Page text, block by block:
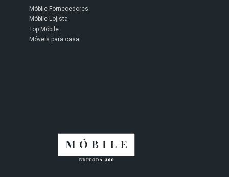
Móbile Fornecedores
Móbile Lojista
Top Móbile
Móveis para casa